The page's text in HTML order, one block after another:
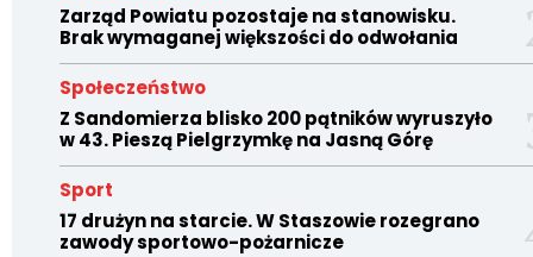
Zarząd Powiatu pozostaje na stanowisku.
Brak wymaganej większości do odwołania
Społeczeństwo
Z Sandomierza blisko 200 pątników wyruszyło
w 43. Pieszą Pielgrzymkę na Jasną Górę
Sport
17 drużyn na starcie. W Staszowie rozegrano
zawody sportowo-pożarnicze